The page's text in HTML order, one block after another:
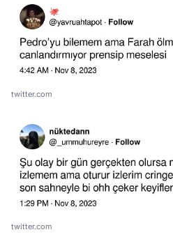
twitter.com
twitter.com